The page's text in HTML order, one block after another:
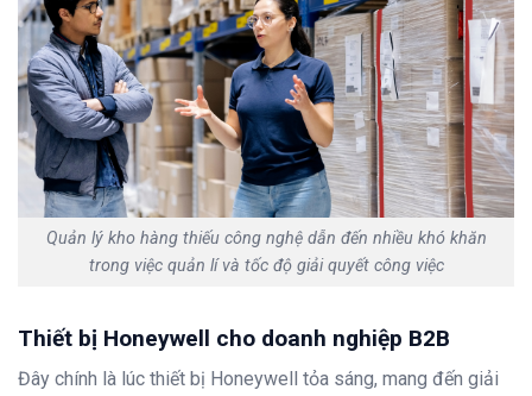
Quản lý kho hàng thiếu công nghệ dẫn đến nhiều khó khăn
trong việc quản lí và tốc độ giải quyết công việc
Thiết bị Honeywell cho doanh nghiệp B2B
Đây chính là lúc thiết bị Honeywell tỏa sáng, mang đến giải